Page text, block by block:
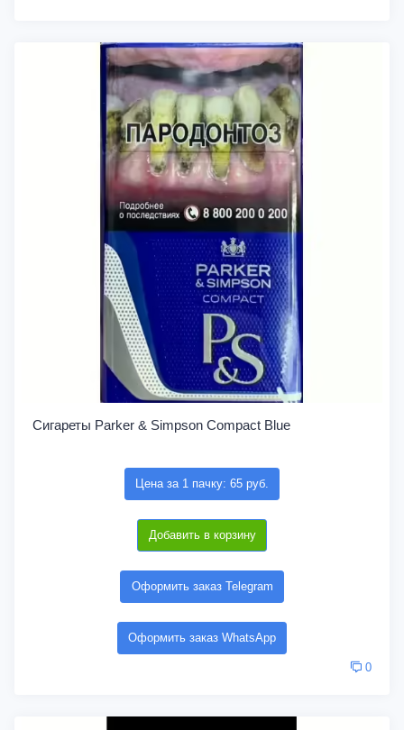
Сигареты Parker & Simpson Compact Blue
Цена за 1 пачку: 65 руб.
Добавить в корзину
Оформить заказ Telegram
Оформить заказ WhatsApp
0